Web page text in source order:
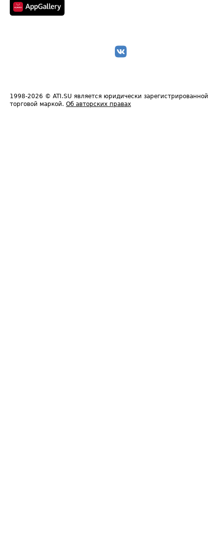
1998-2026 © ATI.SU является юридически зарегистрированной
торговой маркой. Об авторских правах